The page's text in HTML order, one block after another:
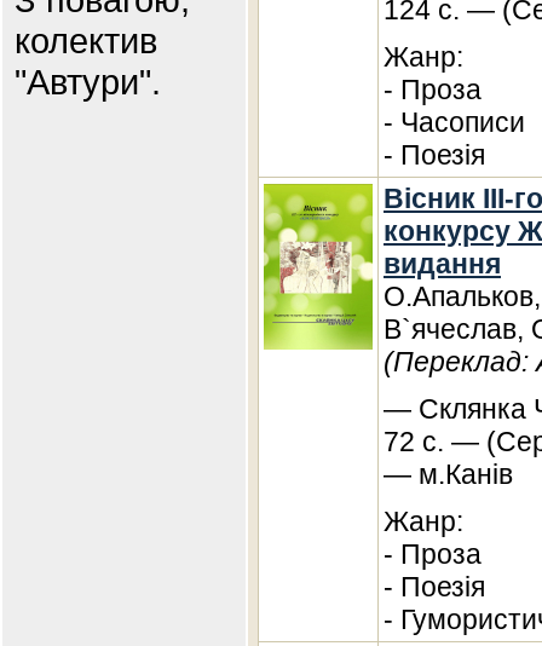
колектив
"Автури".
124 с. —
Жанр:
- Проза
- Часописи
- Поезія
Вісник III-
конкурсу
видання
В`ячеслав,
(Переклад:
— Склянка
72 с. —
— м.Канів
Жанр:
- Проза
- Поезія
-